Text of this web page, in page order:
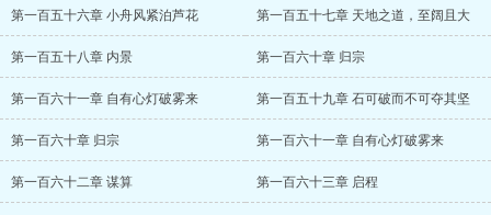
第一百五十六章 小舟风紧泊芦花 第一百五十七章 天地之道，至阔且大
第一百五十八章 内景 第一百六十章 归宗
第一百六十一章 自有心灯破雾来 第一百五十九章 石可破而不可夺其坚
第一百六十章 归宗 第一百六十一章 自有心灯破雾来
第一百六十二章 谋算 第一百六十三章 启程